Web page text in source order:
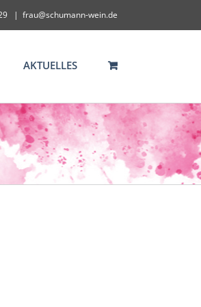
| frau@schumann-wein.de
AKTUELLES